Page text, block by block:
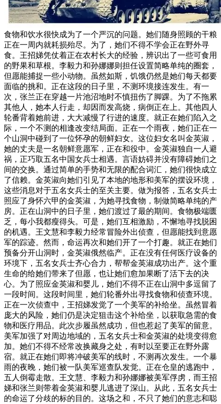
食物和饮水很快成为了一个严沉的问题。她们随身照顾的干粮
正在一周内就耗损殆尽。为了，她们不得不学会正在野外寻
食。王招娣凭仗着正在农村长大的经验，辨识出了一些可食用
的野果和草根。李毅力和孙娜娜则担任设置简略单纯的圈套，
但愿能捕捉一些小动物。虽然如斯，饥饿仍然是她们每天都要
面临的挑和。正在这段的日子里，不测环境接连发生。有一
次，张兰正在穿越一片池沼地时不慎扭伤了脚踝。为了不拖累
其他人，她本人行走，却因而发高烧，病倒正在上。其他四人
轮番背着她前进，大大减慢了行进的速度。就正在她们陷入之
际，一个不测的相逢改变结局面。正在一个雨夜，她们正在一
个山洞中碰到了一位怀孕的朝鲜妇女。这位妇女名叫金英淑，
她的丈夫是一名朝鲜意愿军，正在和役中。金英淑独自一人避
祸，正巧取五名中国女兵士相遇。言语妨碍并没有障碍她们之
间的交换。通过简单的手势和无限的配合词汇，她们很快成立
了信赖。金英淑向她们引见了本地的地形和美军的摆设环境，
这些消息对于五名女兵士的至关主要。做为报答，五名女兵士
照应了身怀六甲的金英淑，为她寻找食物，制做简略单纯的产
房。正在山洞中的日子里，她们渡过了最的期间。食物极端匮
乏，每小我都瘦得头。可是，她们互相激励，不懈地寻找脱困
的机遇。王文慧和李毅力经常冒险外出侦查，但愿能找到意愿
军的踪迹。然而，命运再次和她们开了一个打趣。就正在她们
预备分开山洞时，金英淑俄然临产。正在没有任何医疗设备的
环境下，五名女兵士齐心合力，帮帮金英淑成功出产。这个重
生命的给她们带来了但愿，也让她们愈加果断了活下去的决
心。为了照应金英淑和婴儿，她们不得不正在山洞中多逗留了
一段时间。这段时间里，她们轮番外出寻找食物和侦查环境。
正在一次侦查中，王招娣发觉了一个美军的补给坐。虽然冒着
庞大的风险，她们仍是决定狙击这个补给坐，以获取急需的食
物和医疗用品。此次步履虽然成功，但也惹起了美军的留意。
美军加强了对周边地域的，五名女兵士和金英淑的处境变得愈
加。她们不得不经常改换藏身之处，有时以至要正在野外露
宿。就正在她们即将冲破美军的线时，不测再次发生。一个暴
雨的夜晚，她们被一队美军巡查队发觉。正在仓皇的逃跑中，
五人倒霉走散。王文慧、李毅力和孙娜娜被美军俘虏，而王招
娣和张兰则带着金英淑和婴儿逃进了深山。从此，五名女兵士
的命运了分歧的标的目的。这场之和，不只了她们的意志和聪